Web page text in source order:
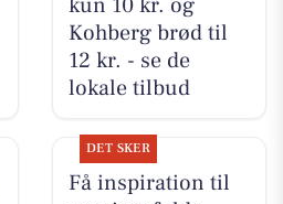
Kohberg brød til
12 kr. - se de
lokale tilbud
DET SKER
Få inspiration til